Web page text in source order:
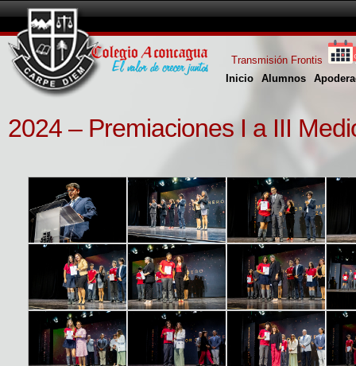
Inicio Alumnos
Transmisión Frontis
2024 – Premiaciones I a III